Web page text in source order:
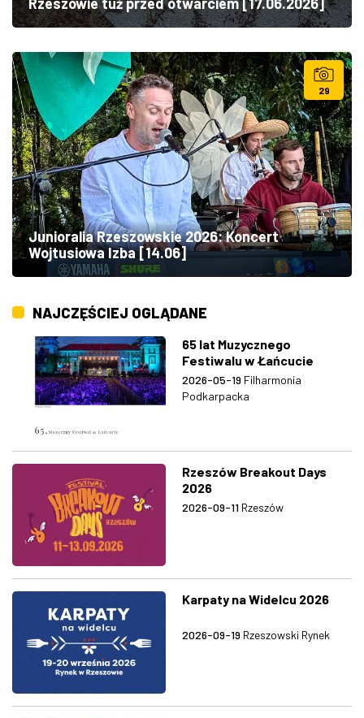
29
Junioralia Rzeszowskie 2026: Koncert
Wojtusiowa Izba [14.06]
NAJCZĘŚCIEJ OGLĄDANE
65 lat Muzycznego
Festiwalu w Łańcucie
2026-05-19 Filharmonia
Podkarpacka
Rzeszów Breakout Days
2026
2026-09-11 Rzeszów
Karpaty na Widelcu 2026
2026-09-19 Rzeszowski Rynek